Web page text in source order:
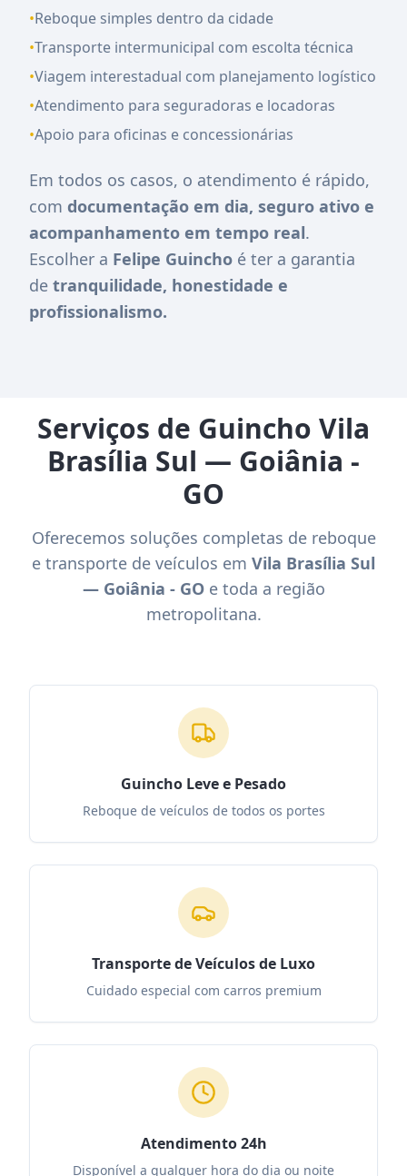
•Reboque simples dentro da cidade
•Transporte intermunicipal com escolta técnica
•Viagem interestadual com planejamento logístico
•Atendimento para seguradoras e locadoras
•Apoio para oficinas e concessionárias
Em todos os casos, o atendimento é rápido,
com documentação em dia, seguro ativo e
acompanhamento em tempo real.
Escolher a Felipe Guincho é ter a garantia
de tranquilidade, honestidade e
profissionalismo.
Serviços de Guincho Vila
Brasília Sul — Goiânia -
GO
Oferecemos soluções completas de reboque
e transporte de veículos em Vila Brasília Sul
— Goiânia - GOe toda a região
metropolitana.
Guincho Leve e Pesado
Reboque de veículos de todos os portes
Transporte de Veículos de Luxo
Cuidado especial com carros premium
Atendimento 24h
Disponível a qualquer hora do dia ou noite